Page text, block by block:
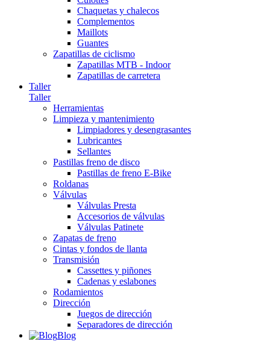
Chaquetas y chalecos
Complementos
Maillots
Guantes
Zapatillas de ciclismo
Zapatillas MTB - Indoor
Zapatillas de carretera
Taller
Taller
Herramientas
Limpieza y mantenimiento
Limpiadores y desengrasantes
Lubricantes
Sellantes
Pastillas freno de disco
Pastillas de freno E-Bike
Roldanas
Válvulas
Válvulas Presta
Accesorios de válvulas
Válvulas Patinete
Zapatas de freno
Cintas y fondos de llanta
Transmisión
Cassettes y piñones
Cadenas y eslabones
Rodamientos
Dirección
Juegos de dirección
Separadores de dirección
Blog